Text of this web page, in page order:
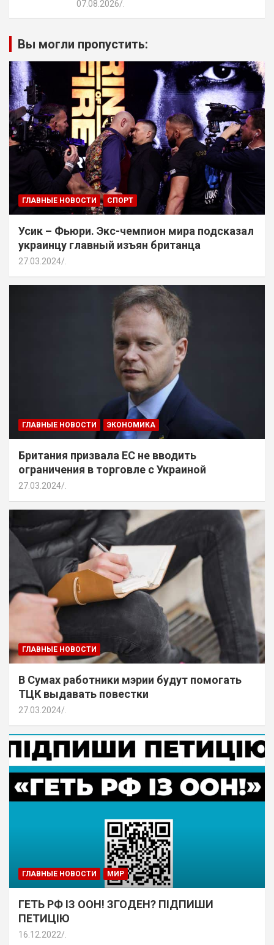
07.08.2026
Вы могли пропустить:
ГЛАВНЫЕ НОВОСТИ СПОРТ
Усик – Фьюри. Экс-чемпион мира подсказал
украинцу главный изъян британца
27.03.2024 .
ГЛАВНЫЕ НОВОСТИ ЭКОНОМИКА
Британия призвала ЕС не вводить
ограничения в торговле с Украиной
27.03.2024
ГЛАВНЫЕ НОВОСТИ
В Сумах работники мэрии будут помогать
ТЦК выдавать повестки
27.03.2024
ГЛАВНЫЕ НОВОСТИ МИР
ГЕТЬ РФ ІЗ ООН! ЗГОДЕН? ПІДПИШИ
ПЕТИЦІЮ
16.12.2022